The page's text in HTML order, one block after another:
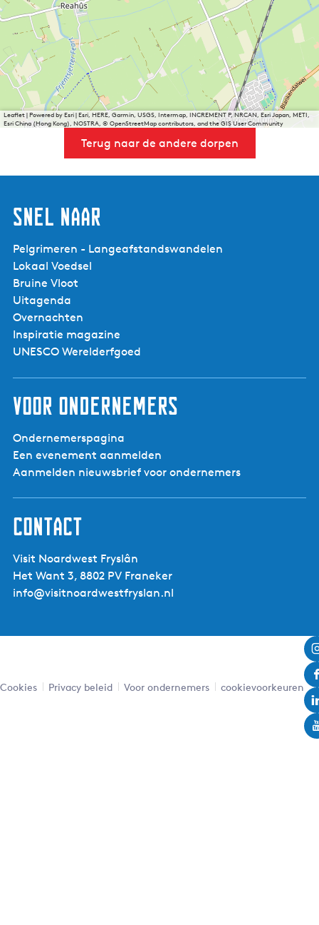
Leaflet|Powered by Esri | Esri, HERE, Garmin, USGS, Intermap, INCREMENT P, NRCAN, Esri Japan, METI,
Esri China (Hong Kong), NOSTRA, © OpenStreetMap contributors, and the GIS User Community
Terug naar de andere dorpen
Snel naar
Pelgrimeren - Langeafstandswandelen
Lokaal Voedsel
Bruine Vloot
Uitagenda
Overnachten
Inspiratie magazine
UNESCO Werelderfgoed
Voor ondernemers
Ondernemerspagina
Een evenement aanmelden
Aanmelden nieuwsbrief voor ondernemers
Contact
Visit Noardwest Fryslân
Het Want 3, 8802 PV Franeker
info@visitnoardwestfryslan.nl
Cookies Privacy beleid Voor ondernemers cookievoorkeuren